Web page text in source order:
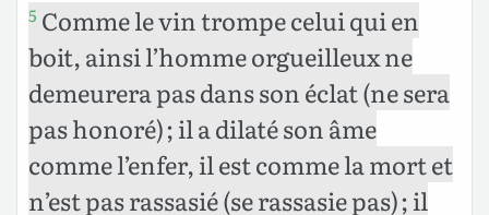
5 Comme le vin trompe celui qui en
boit, ainsi l’homme orgueilleux ne
demeurera pas dans son éclat (ne sera
pas honoré) ; il a dilaté son âme
comme l’enfer, il est comme la mort et
n’est pas rassasié (se rassasie pas) ; il